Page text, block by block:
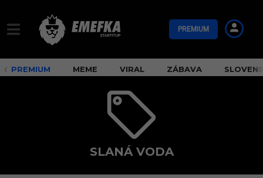
PREMIUM
PREMIUM MEME VIRAL ZÁBAVA
SLANÁ VODA